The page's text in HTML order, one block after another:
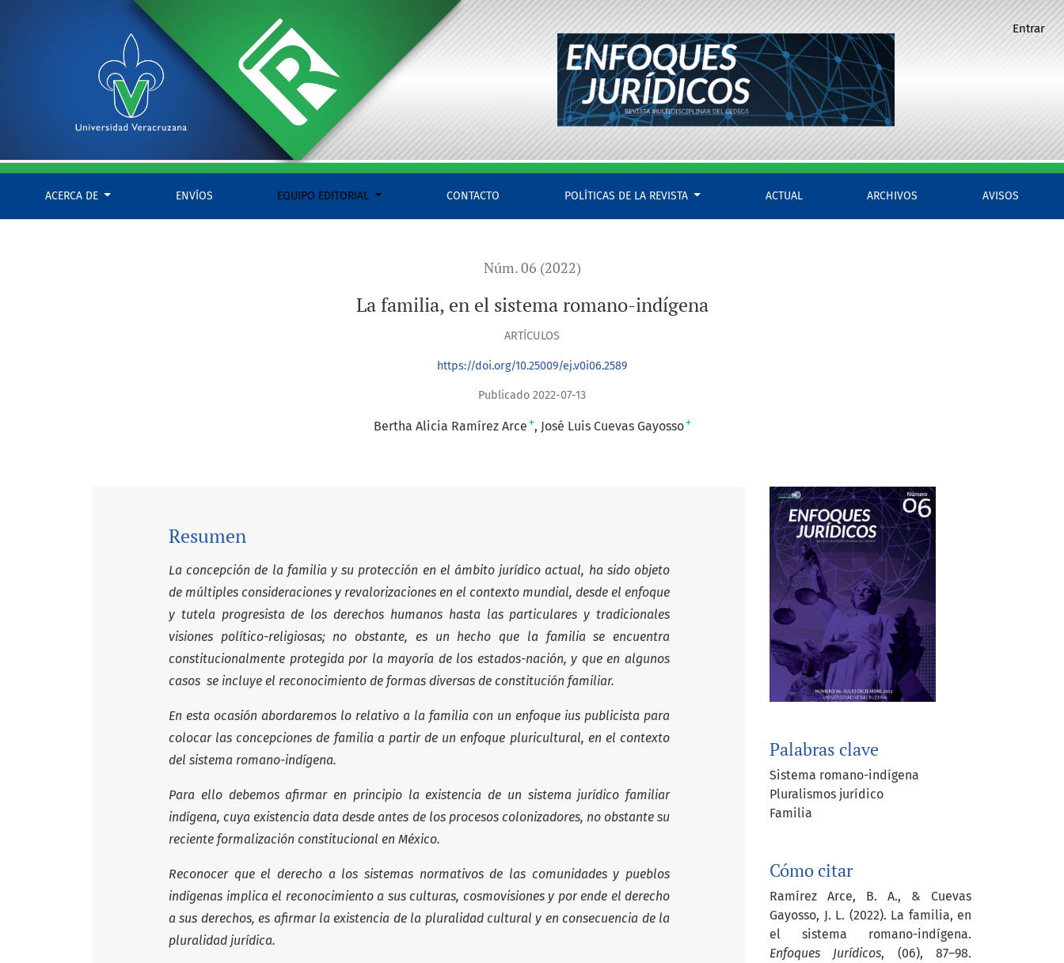
La familia, en el sistema romano-indígena
ACERCA DE ENVÍOS EQUIPO EDITORIAL CONTACTO POLÍTICAS DE LA REVISTA ACTUAL ARCHIVOS AVISOS
Entrar
Núm. 06 (2022)
La familia, en el sistema romano-indígena
ARTÍCULOS
https://doi.org/10.25009/ej.v0i06.2589
Publicado 2022-07-13
Bertha Alicia Ramírez Arce + José Luis Cuevas Gayosso+
Palabras clave
Sistema romano-indígena
Pluralismos jurídico
Familia
Cómo citar
Ramírez Arce, B. A., & Cuevas
Gayosso, J. L. (2022). La familia, en
el sistema romano-indígena.
Enfoques Jurídicos, (06), 87–98.
Resumen
La concepción de la familia y su protección en el ámbito jurídico actual, ha sido objeto
de múltiples consideraciones y revalorizaciones en el contexto mundial, desde el enfoque
y tutela progresista de los derechos humanos hasta las particulares y tradicionales
visiones político-religiosas; no obstante, es un hecho que la familia se encuentra
constitucionalmente protegida por la mayoría de los estados-nación, y que en algunos
casos se incluye el reconocimiento de formas diversas de constitución familiar.
En esta ocasión abordaremos lo relativo a la familia con un enfoque ius publicista para
colocar las concepciones de familia a partir de un enfoque pluricultural, en el contexto
del sistema romano-indígena.
Para ello debemos afirmar en principio la existencia de un sistema jurídico familiar
indígena, cuya existencia data desde antes de los procesos colonizadores, no obstante su
reciente formalización constitucional en México.
Reconocer que el derecho a los sistemas normativos de las comunidades y pueblos
indígenas implica el reconocimiento a sus culturas, cosmovisiones y por ende el derecho
a sus derechos, es afirmar la existencia de la pluralidad cultural y en consecuencia de la
pluralidad jurídica.